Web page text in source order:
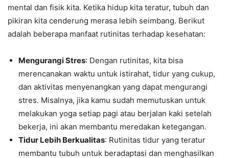
mental dan fisik kita. Ketika hidup kita teratur, tubuh dan
pikiran kita cenderung merasa lebih seimbang. Berikut
adalah beberapa manfaat rutinitas terhadap kesehatan:
Mengurangi Stres: Dengan rutinitas, kita bisa
merencanakan waktu untuk istirahat, tidur yang cukup,
dan aktivitas menyenangkan yang dapat mengurangi
stres. Misalnya, jika kamu sudah memutuskan untuk
melakukan yoga setiap pagi atau berjalan kaki setelah
bekerja, ini akan membantu meredakan ketegangan.
Tidur Lebih Berkualitas: Rutinitas tidur yang teratur
membantu tubuh untuk beradaptasi dan menghasilkan